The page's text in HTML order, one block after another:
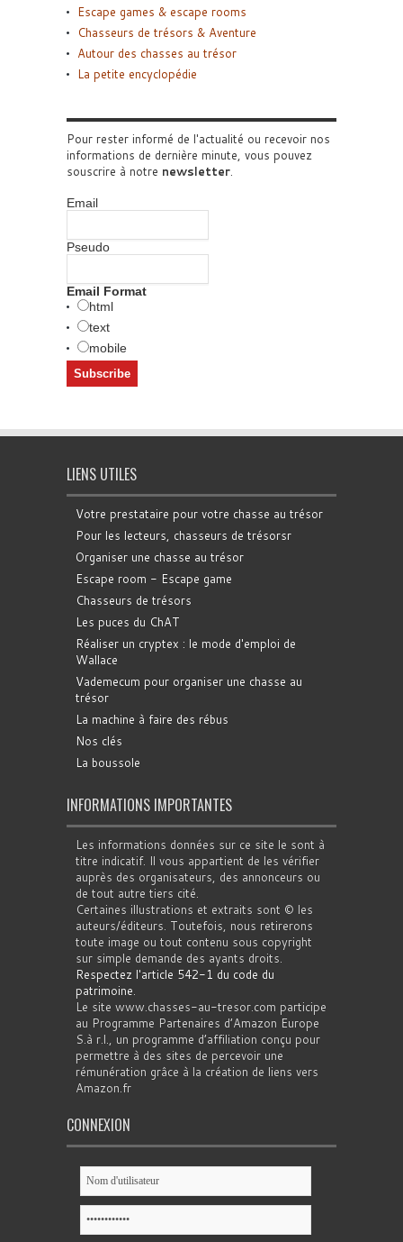
Escape games & escape rooms
Chasseurs de trésors & Aventure
Autour des chasses au trésor
La petite encyclopédie
Pour rester informé de l'actualité ou recevoir nos
informations de dernière minute, vous pouvez
souscrire à notre newsletter
Email
Pseudo
Email Format
html
text
mobile
LIENS UTILES
Votre prestataire pour votre chasse au trésor
Pour les lecteurs, chasseurs de trésorsr
Organiser une chasse au trésor
Escape room - Escape game
Chasseurs de trésors
Les puces du ChAT
Réaliser un cryptex : le mode d'emploi de
Wallace
Vademecum pour organiser une chasse au
trésor
La machine à faire des rébus
Nos clés
La boussole
INFORMATIONS IMPORTANTES
Les informations données sur ce site le sont à
titre indicatif. Il vous appartient de les vérifier
auprès des organisateurs, des annonceurs ou
de tout autre tiers cité.
Certaines illustrations et extraits sont © les
auteurs/éditeurs. Toutefois, nous retirerons
toute image ou tout contenu sous copyright
sur simple demande des ayants droits.
Respectez l'article 542-1 du code du
patrimoine
Le site www.chasses-au-tresor.com participe
au Programme Partenaires d’Amazon Europe
S.à r.l., un programme d’affiliation conçu pour
permettre à des sites de percevoir une
rémunération grâce à la création de liens vers
Amazon.fr
CONNEXION